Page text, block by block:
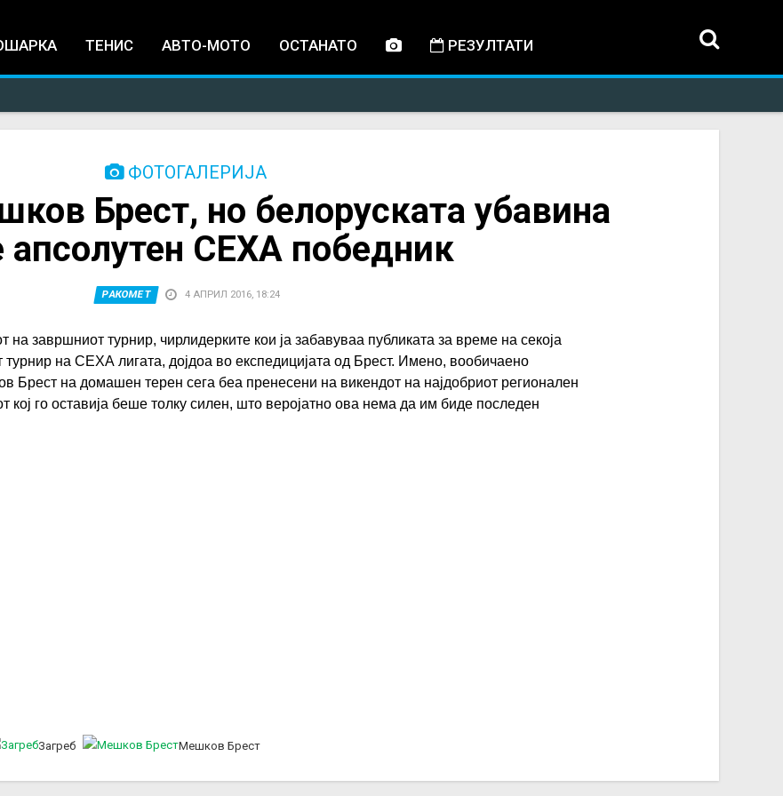
ТЕНИС АВТО-МОТО ОСТАНАТО РЕЗУЛТАТИ
ФОТОГАЛЕРИЈА
Брест, но белоруската убавина
апсолутен СЕХА победник
РАКОМЕТ 4 АПРИЛ 2016, 18:24
на завршниот турнир, чирлидерките кои ја забавуваа публиката за време на секоја
на СЕХА лигата, дојдоа во експедицијата од Брест. Имено, вообичаено
Брест на домашен терен сега беа пренесени на викендот на најдобриот регионален
кој го оставија беше толку силен, што веројатно ова нема да им биде последен
Загреб Мешков Брест